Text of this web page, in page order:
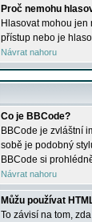
Proč nemohu
Hlasovat mohou
přístup nebo je
Návrat nahoru
Co je BBCode?
BBCode je zvláštní
sobě je podobný
BBCode si
Návrat nahoru
Můžu používat
To závisí na tom,